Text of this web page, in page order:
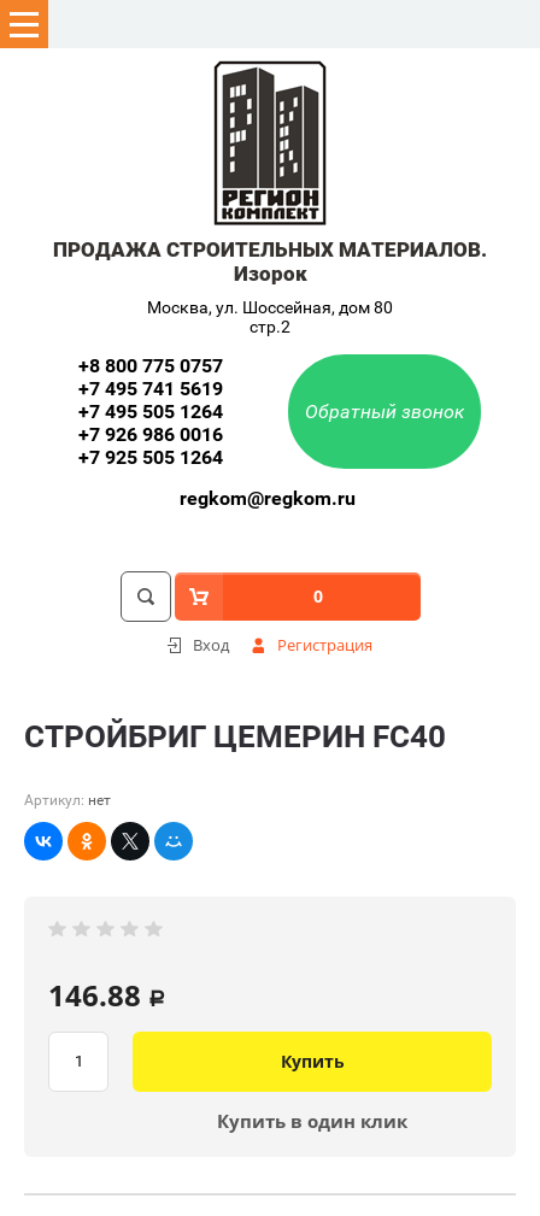
ПРОДАЖА СТРОИТЕЛЬНЫХ МАТЕРИАЛОВ.
Изорок
Москва, ул. Шоссейная, дом 80
стр.2
+8 800 775 0757
+7 495 741 5619
+7 495 505 1264
+7 926 986 0016
+7 925 505 1264
Обратный звонок
regkom@regkom.ru
0
Вход Регистрация
СТРОЙБРИГ ЦЕМЕРИН FC40
Артикул: нет
146.88 a
Купить
Купить в один клик